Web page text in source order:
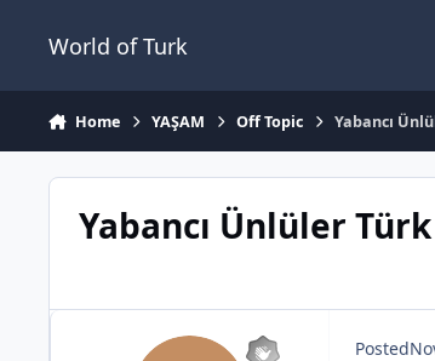
World of Turk
Home YAŞAM Off Topic Yabancı
Yabancı Ünlüler
Posted